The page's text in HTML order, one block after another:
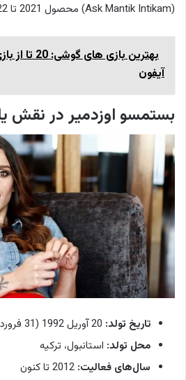
(Ask Mantik Intikam) محصول 2021 تا 2022 شناخته می‌شود.
بهترین بازی
آیفون
بستمسو اوزدمیر در نقش
تاریخ تولد:
محل تولد: استانبول، ترکیه
سال‌های فعالیت: